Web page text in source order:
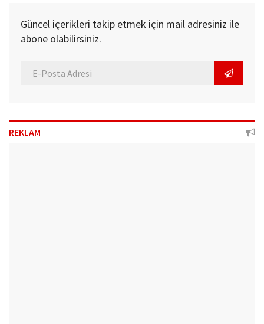
Güncel içerikleri takip etmek için mail adresiniz ile
abone olabilirsiniz.
REKLAM